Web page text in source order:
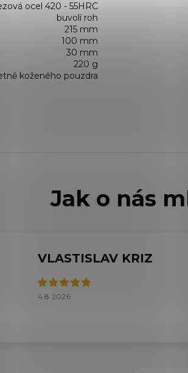
ocel 420 - 55HRC
buvolí roh
215 mm
100 mm
30 mm
220 g
koženého pouzdra
VLASTISLAV KRIZ
4.8.2026